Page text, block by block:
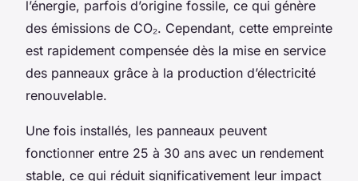
l’énergie, parfois d’origine fossile, ce qui génère
des émissions de CO₂. Cependant, cette empreinte
est rapidement compensée dès la mise en service
des panneaux grâce à la production d’électricité
renouvelable.
Une fois installés, les panneaux peuvent
fonctionner entre 25 à 30 ans avec un rendement
stable, ce qui réduit significativement leur impact